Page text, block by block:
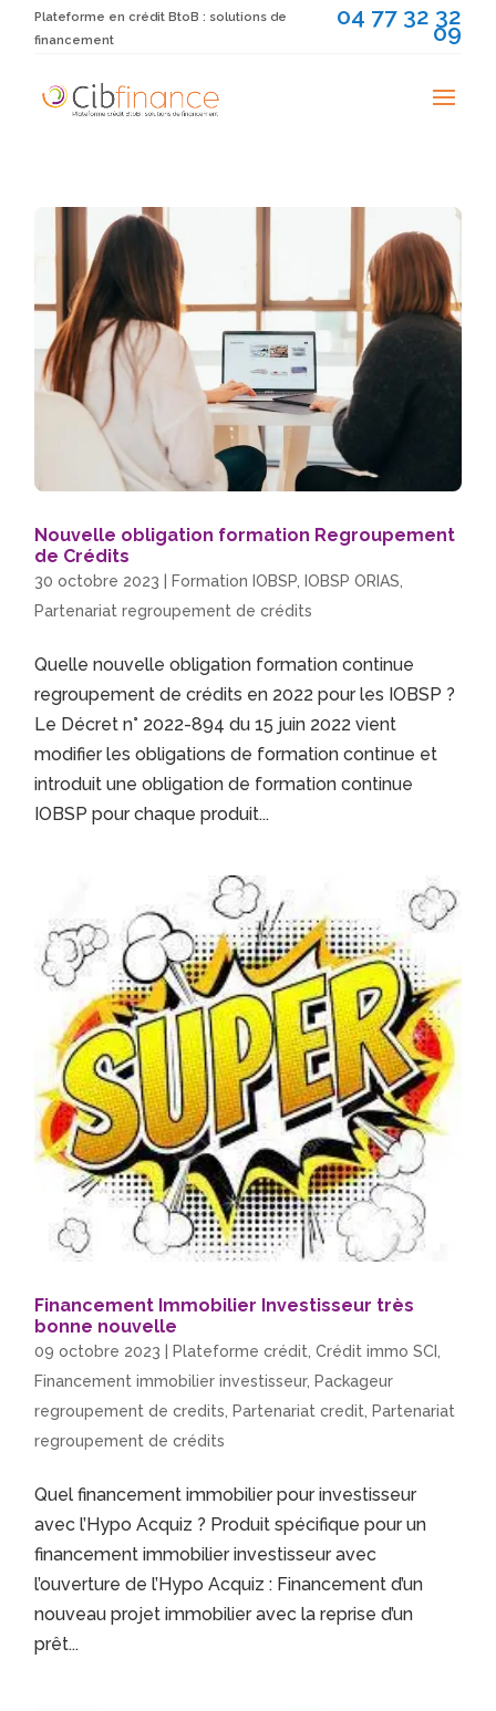
Plateforme en crédit BtoB : solutions de
financement
04 77 32 32
09
Nouvelle obligation formation Regroupement
de Crédits
30 octobre 2023 Formation IOBSP IOBSP ORIAS
Partenariat regroupement de crédits
Quelle nouvelle obligation formation continue
regroupement de crédits en 2022 pour les IOBSP ?
Le Décret n° 2022-894 du 15 juin 2022 vient
modifier les obligations de formation continue et
introduit une obligation de formation continue
IOBSP pour chaque produit...
Financement Immobilier Investisseur très
bonne nouvelle
09 octobre 2023 Plateforme crédit,Crédit immo SCI,
Financement immobilier investisseur, Packageur
regroupement de credits, Partenariat credit, Partenariat
regroupement de crédits
Quel financement immobilier pour investisseur
avec l’Hypo Acquiz ? Produit spécifique pour un
financement immobilier investisseur avec
l’ouverture de l’Hypo Acquiz : Financement d’un
nouveau projet immobilier avec la reprise d’un
prêt...